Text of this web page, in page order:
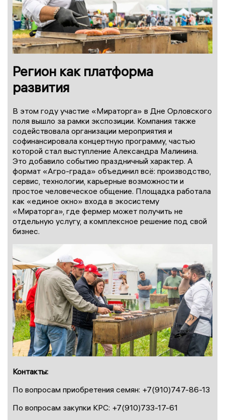
Регион как платформа
развития
В этом году участие «Мираторга» в Дне Орловского
поля вышло за рамки экспозиции. Компания также
содействовала организации мероприятия и
софинансировала концертную программу, частью
которой стал выступление Александра Малинина.
Это добавило событию праздничный характер. А
формат «Агро-града» объединил всё: производство,
сервис, технологии, карьерные возможности и
простое человеческое общение. Площадка работала
как «единое окно» входа в экосистему
«Мираторга», где фермер может получить не
отдельную услугу, а комплексное решение под свой
бизнес.
Контакты:
По вопросам приобретения семян: +7(910)747-86-13
По вопросам закупки КРС: +7(910)733-17-61